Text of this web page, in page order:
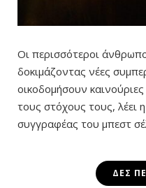
Οι περισσότεροι
δοκιμάζοντας νέες
οικοδομήσουν
τους στόχους τους, λέει
συγγραφέας του μπεστ
ΔΕΣ